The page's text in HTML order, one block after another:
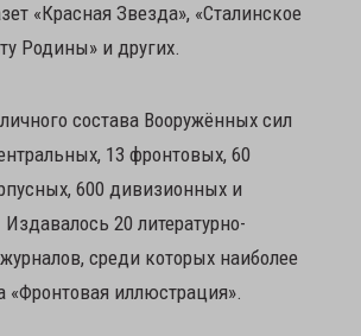
«Красная Звезда», «Сталинское
Родины» и других.
состава Вооружённых сил
13 фронтовых, 60
600 дивизионных и
20 литературно-
среди которых наиболее
иллюстрация».